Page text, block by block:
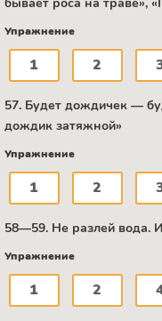
бывает роса на траве»,
Упражнение
1 2
57. Будет дождичек —
дождик затяжной»
Упражнение
1 2
58—59. Не разлей вода.
Упражнение
1 2